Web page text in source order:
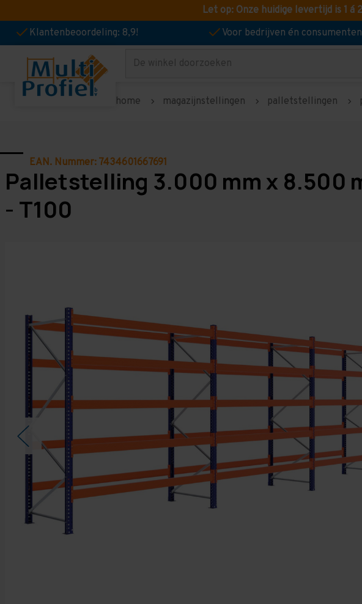
Let op: Onze huidige levertijd is 1
Klantenbeoordeling: 8,9!
Voor bedrijven én
Zoeken
home magazijnstellingen palletstellingen
EAN. Nummer: 7434601667691
Palletstelling 3.000 mm x 8.500
- T100